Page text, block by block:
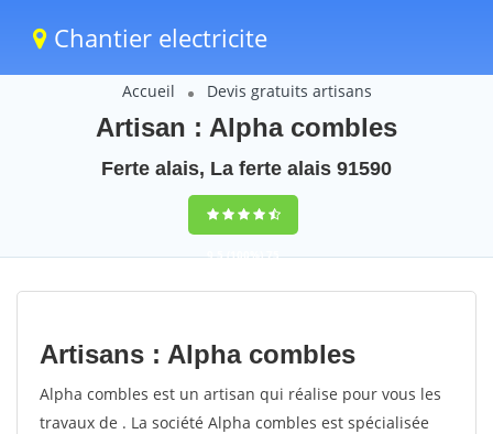
Chantier electricite
Accueil Devis gratuits artisans
Artisan : Alpha combles
Ferte alais, La ferte alais 91590
9,5(100%)75
votes
Artisans : Alpha combles
Alpha combles est un artisan qui réalise pour vous les
travaux de . La société Alpha combles est spécialisée